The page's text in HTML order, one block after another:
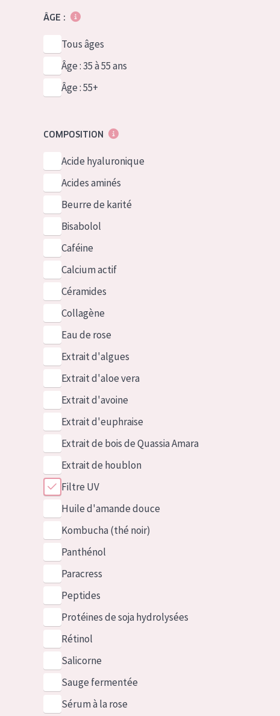
ÂGE :
Tous âges
Âge : 35 à 55 ans
Âge : 55+
COMPOSITION
Acide hyaluronique
Acides aminés
Beurre de karité
Bisabolol
Caféine
Calcium actif
Céramides
Collagène
Eau de rose
Extrait d'algues
Extrait d'aloe vera
Extrait d'avoine
Extrait d'euphraise
Extrait de bois de Quassia Amara
Extrait de houblon
Filtre UV
Huile d'amande douce
Kombucha (thé noir)
Panthénol
Paracress
Peptides
Protéines de soja hydrolysées
Rétinol
Salicorne
Sauge fermentée
Sérum à la rose